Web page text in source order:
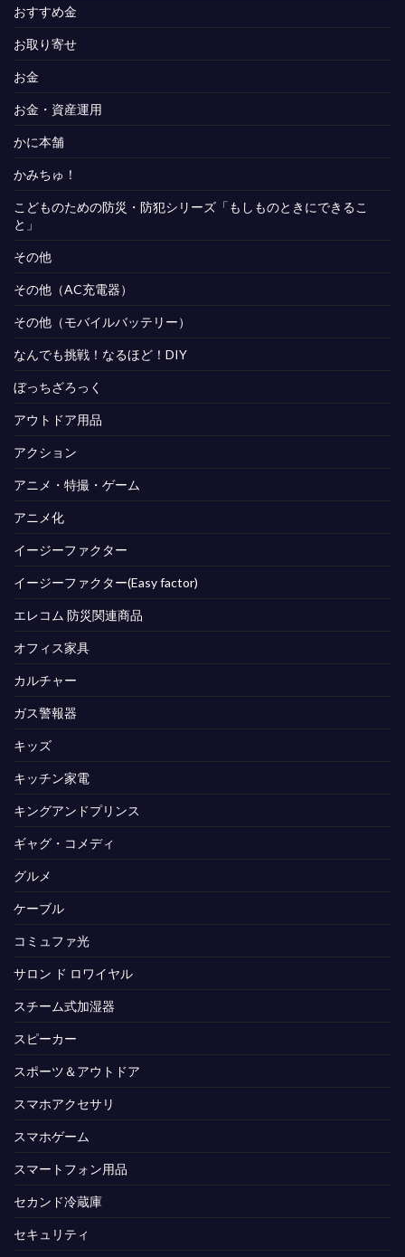
おすすめ金
お取り寄せ
お金
お金・資産運用
かに本舗
かみちゅ！
こどものための防災・防犯シリーズ「もしものときにできるこ
と」
その他
その他（AC充電器）
その他（モバイルバッテリー）
なんでも挑戦！なるほど！DIY
ぼっちざろっく
アウトドア用品
アクション
アニメ・特撮・ゲーム
アニメ化
イージーファクター
イージーファクター(Easy factor)
エレコム 防災関連商品
オフィス家具
カルチャー
ガス警報器
キッズ
キッチン家電
キングアンドプリンス
ギャグ・コメディ
グルメ
ケーブル
コミュファ光
サロン ド ロワイヤル
スチーム式加湿器
スピーカー
スポーツ＆アウトドア
スマホアクセサリ
スマホゲーム
スマートフォン用品
セカンド冷蔵庫
セキュリティ